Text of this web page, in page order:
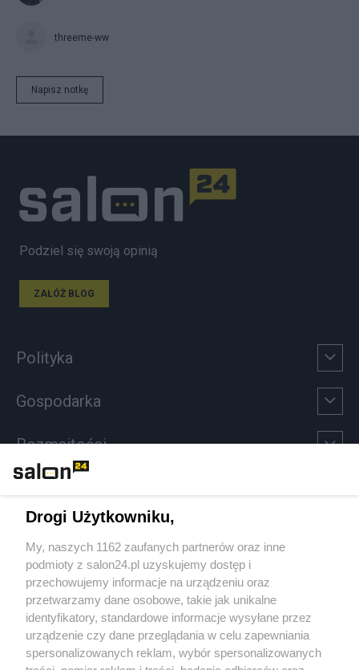
threeme-ww
Napisz notkę
Podziel się swoją opinią
ZAŁÓŻ BLOG
Polityka
Gospodarka
Rozmaitości
Sport
Społeczeństwo
Kultura
Drogi Użytkowniku,
My, naszych 1162 zaufanych partnerów oraz inne
podmioty z salon24.pl uzyskujemy dostęp i
przechowujemy informacje na urządzeniu oraz
przetwarzamy dane osobowe, takie jak unikalne
identyfikatory, standardowe informacje wysyłane przez
urządzenie czy dane przeglądania w celu zapewniania
spersonalizowanych reklam, wybór spersonalizowanych